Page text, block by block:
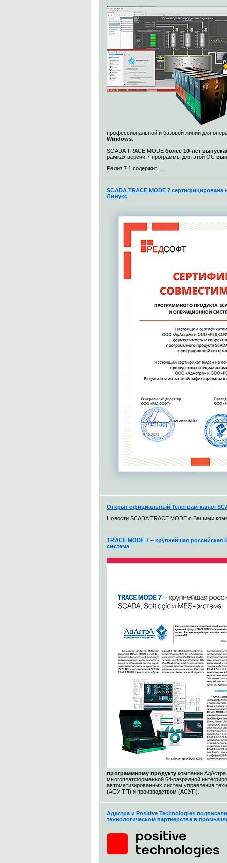
профессиональной и базовой линий для
Windows.
SCADA TRACE MODE более 10-лет
рамках версии 7 программы для этой ОС
Релиз 7.1 содержит ...
SCADA TRACE MODE 7
Линукс
Открыт официальный Телеграм-канал
Новости SCADA TRACE MODE с Вашими
TRACE MODE 7 – крупнейшая российская
система
программному продукту компании
многоплатформенной 64-разрядной
автоматизированных систем управления
(АСУ ТП) и производством (АСУП).
Адастра и Positive Technologies
технологическом партнерстве в